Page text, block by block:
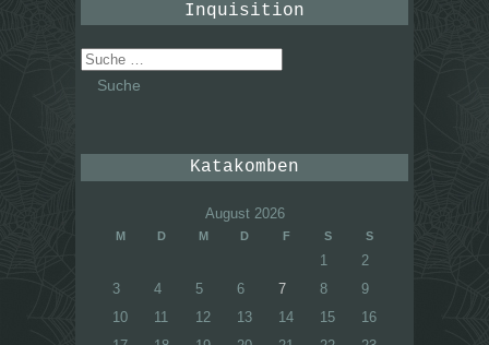
Inquisition
Suche
nach:
Katakomben
August 2026
M D M D F S S
1
2
3
4 5 6 7 8
9
10
11 12 13 14 15
16